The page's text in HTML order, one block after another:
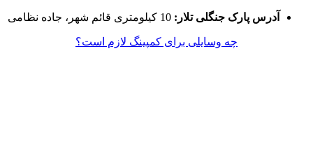
آدرس پارک جنگلی تلار:
چه وسایلی برای کمپینگ لازم است؟